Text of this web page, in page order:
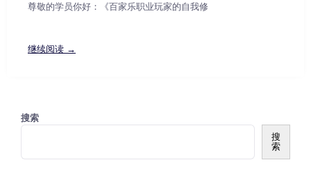
尊敬的学员你好：《百家乐职业玩家的自我修
继续阅读 →
搜索
搜
索